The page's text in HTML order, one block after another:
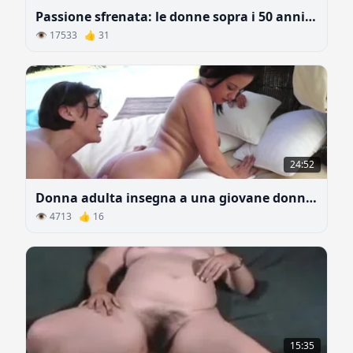
Passione sfrenata: le donne sopra i 50 anni scopano come puttane
👁 17533 👍 31
24:52
Donna adulta insegna a una giovane donna i trucchi dell'amore lesbico
👁 4713 👍 16
15:35